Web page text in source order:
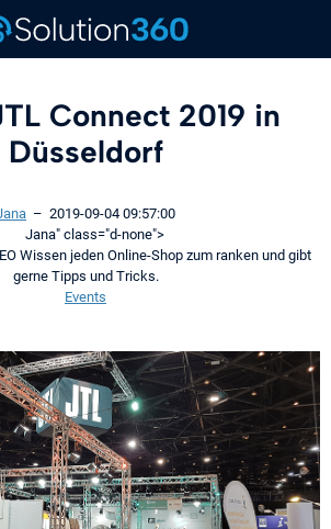
Connect 2019 in
Düsseldorf
– 2019-09-04 09:57:00
Jana" class="d-none">
Wissen jeden Online-Shop zum ranken und gibt
gerne Tipps und Tricks.
Events